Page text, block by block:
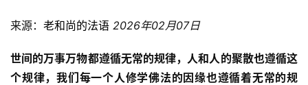
来源： 老和尚的法语 2026年02月07日
世间的万事万物都遵循无常的规律，人和人的聚散也遵循这
个规律，我们每一个人修学佛法的因缘也遵循着无常的规